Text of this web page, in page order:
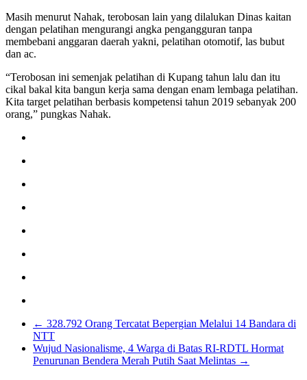
Masih menurut Nahak, terobosan lain yang dilalukan Dinas kaitan
dengan pelatihan mengurangi angka pengangguran tanpa
membebani anggaran daerah yakni, pelatihan otomotif, las bubut
dan ac.
“Terobosan ini semenjak pelatihan di Kupang tahun lalu dan itu
cikal bakal kita bangun kerja sama dengan enam lembaga pelatihan.
Kita target pelatihan berbasis kompetensi tahun 2019 sebanyak 200
orang,” pungkas Nahak.
← 328.792 Orang Tercatat Bepergian Melalui 14 Bandara di
NTT
Wujud Nasionalisme, 4 Warga di Batas RI-RDTL Hormat
Penurunan Bendera Merah Putih Saat Melintas →